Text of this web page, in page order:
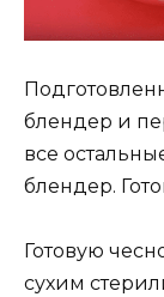
блендер и
все
блендер.
Готовую
сухим